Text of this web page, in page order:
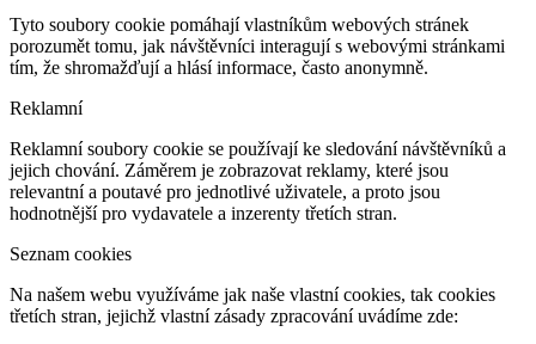
Tyto soubory cookie pomáhají vlastníkům webových stránek
porozumět tomu, jak návštěvníci interagují s webovými stránkami
tím, že shromažďují a hlásí informace, často anonymně.
Reklamní
Reklamní soubory cookie se používají ke sledování návštěvníků a
jejich chování. Záměrem je zobrazovat reklamy, které jsou
relevantní a poutavé pro jednotlivé uživatele, a proto jsou
hodnotnější pro vydavatele a inzerenty třetích stran.
Seznam cookies
Na našem webu využíváme jak naše vlastní cookies, tak cookies
třetích stran, jejichž vlastní zásady zpracování uvádíme zde: